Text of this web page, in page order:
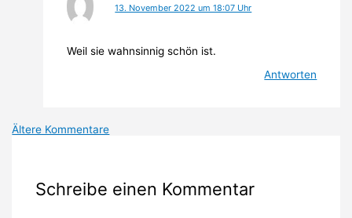
13. November 2022 um 18:07 Uhr
Weil sie wahnsinnig schön ist.
Antworten
Neuere
Ältere Kommentare
Schreibe einen Kommentar